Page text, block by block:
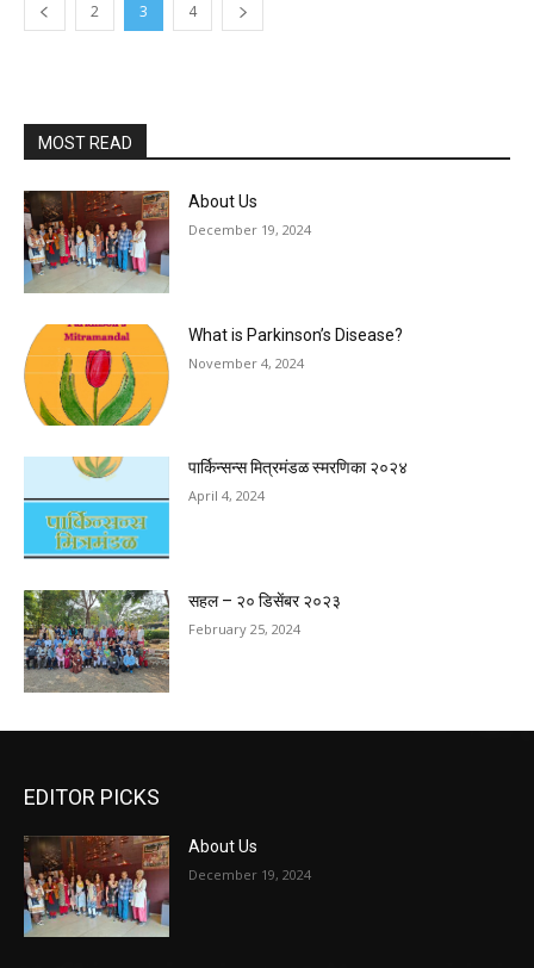
2 3 4
MOST READ
About Us
December 19, 2024
What is Parkinson’s Disease?
November 4, 2024
पार्किन्सन्स मित्रमंडळ स्मरणिका २०२४
April 4, 2024
सहल – २० डिसेंबर २०२३
February 25, 2024
EDITOR PICKS
About Us
December 19, 2024